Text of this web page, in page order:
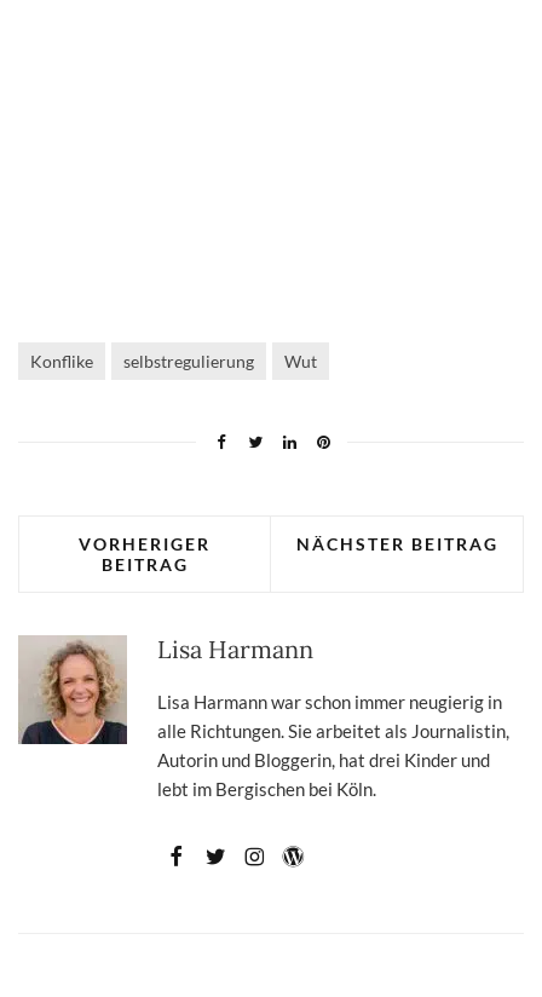
Konflike selbstregulierung Wut
VORHERIGER
BEITRAG
NÄCHSTER BEITRAG
Lisa Harmann
Lisa Harmann war schon immer neugierig in
alle Richtungen. Sie arbeitet als Journalistin,
Autorin und Bloggerin, hat drei Kinder und
lebt im Bergischen bei Köln.